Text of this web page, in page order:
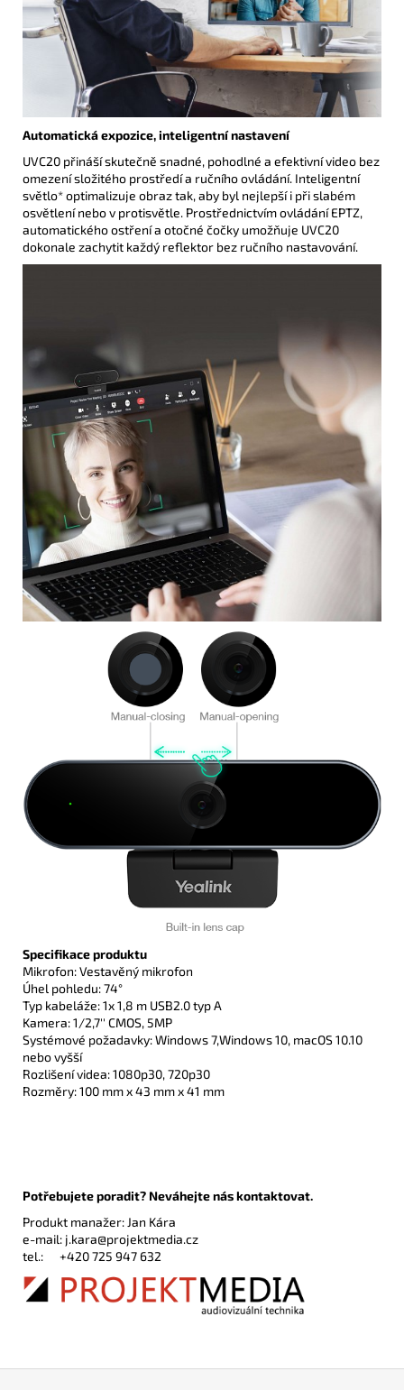
Automatická expozice, inteligentní nastavení
UVC20 přináší skutečně snadné, pohodlné a efektivní video bez
omezení složitého prostředí a ručního ovládání. Inteligentní
světlo* optimalizuje obraz tak, aby byl nejlepší i při slabém
osvětlení nebo v protisvětle. Prostřednictvím ovládání EPTZ,
automatického ostření a otočné čočky umožňuje UVC20
dokonale zachytit každý reflektor bez ručního nastavování.
Specifikace produktu
Mikrofon: Vestavěný mikrofon
Úhel pohledu: 74°
Typ kabeláže: 1x 1,8 m USB2.0 typ A
Kamera: 1/2,7'' CMOS, 5MP
Systémové požadavky: Windows 7,Windows 10, macOS 10.10
nebo vyšší
Rozlišení videa: 1080p30, 720p30
Rozměry: 100 mm x 43 mm x 41 mm
Potřebujete poradit? Neváhejte nás kontaktovat.
Produkt manažer: Jan Kára
e-mail: j.kara@projektmedia.cz
tel.: +420 725 947 632